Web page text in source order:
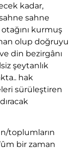
kadar,
sahne
kurmuş
olup doğruyu
din bezirgânı
şeytanlık
hak
sürüleştiren
toplumların
bir zaman